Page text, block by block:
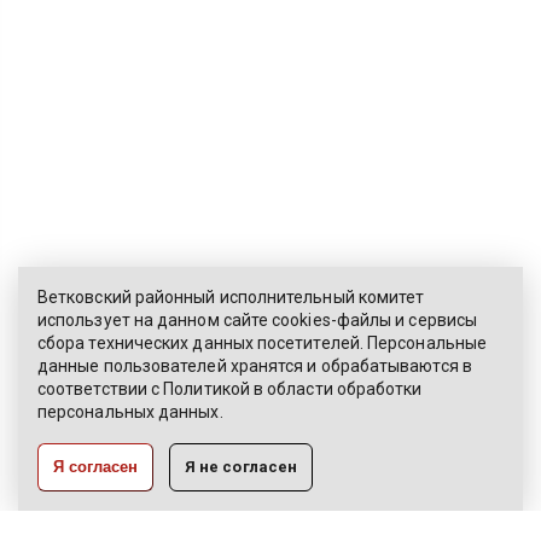
ЭЛЕКТРОННОЕ ОБРАЩЕНИЕ
КАРТА САЙТА
РАЗРАБОТКА:
ЦВР «Октябрьский»
Ветковский районный исполнительный комитет
использует на данном сайте cookies-файлы и сервисы
сбора технических данных посетителей. Персональные
данные пользователей хранятся и обрабатываются в
соответствии с Политикой в области обработки
персональных данных.
Я не согласен
Я согласен